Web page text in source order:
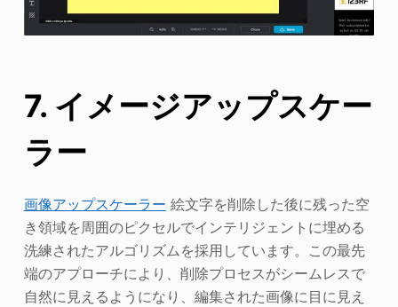
7. イメージアップスケー
ラー
画像アップスケーラー 絵文字を削除した後に残った空
き領域を周囲のピクセルでインテリジェントに埋める
洗練されたアルゴリズムを採用しています。この最先
端のアプローチにより、削除プロセスがシームレスで
自然に見えるようになり、編集された画像に目に見え